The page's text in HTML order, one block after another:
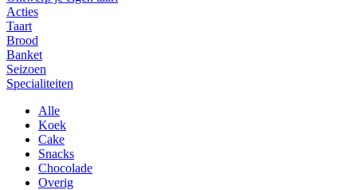
Acties
Taart
Brood
Banket
Seizoen
Specialiteiten
Alle
Koek
Cake
Snacks
Chocolade
Overig